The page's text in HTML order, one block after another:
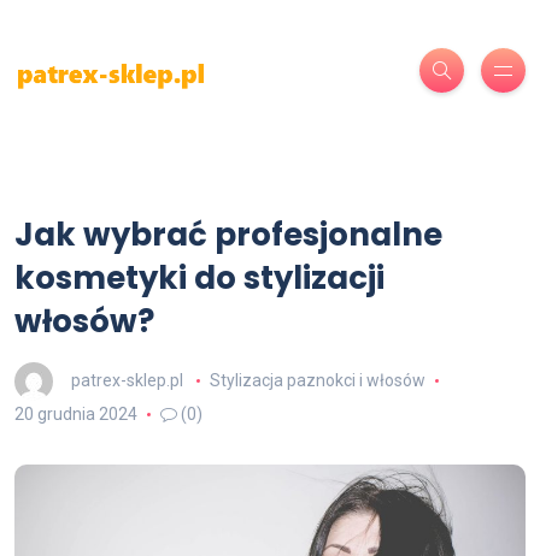
Jak wybrać profesjonalne
kosmetyki do stylizacji
włosów?
patrex-sklep.pl
Stylizacja paznokci i włosów
20 grudnia 2024
(0)